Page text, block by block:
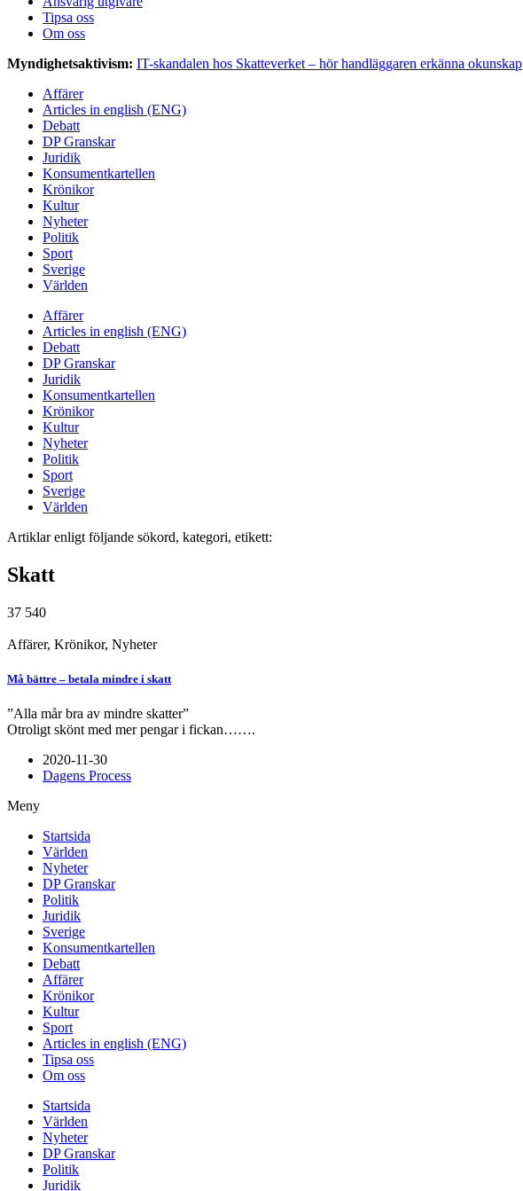
Tipsa oss
Om oss
Myndighetsaktivism: IT-skandalen hos Skatteverket – hör handläggaren erkänna okunskap
Affärer
Articles in english (ENG)
Debatt
DP Granskar
Juridik
Konsumentkartellen
Krönikor
Kultur
Nyheter
Politik
Sport
Sverige
Världen
Affärer
Articles in english (ENG)
Debatt
DP Granskar
Juridik
Konsumentkartellen
Krönikor
Kultur
Nyheter
Politik
Sport
Sverige
Världen
Artiklar enligt följande sökord, kategori, etikett:
Skatt
37 540
Affärer, Krönikor, Nyheter
Må bättre – betala mindre i skatt
”Alla mår bra av mindre skatter”
Otroligt skönt med mer pengar i fickan…….
2020-11-30
Dagens Process
Meny
Startsida
Världen
Nyheter
DP Granskar
Politik
Juridik
Sverige
Konsumentkartellen
Debatt
Affärer
Krönikor
Kultur
Sport
Articles in english (ENG)
Tipsa oss
Om oss
Startsida
Världen
Nyheter
DP Granskar
Politik
Juridik